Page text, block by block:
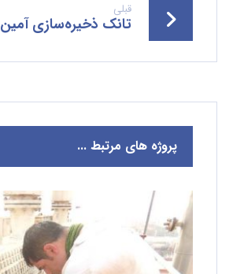
قبلی
تانک ذخیره‌سازی آمین
پروژه های مرتبط ...